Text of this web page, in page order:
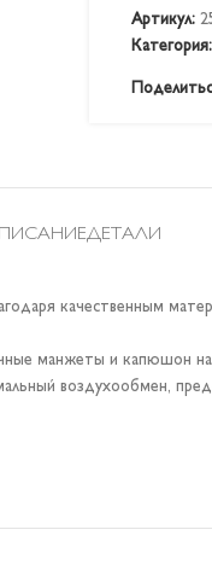
Артикул:
Категория:
ДЕТАЛИ
качественным
манжеты и капюшон
воздухообмен,